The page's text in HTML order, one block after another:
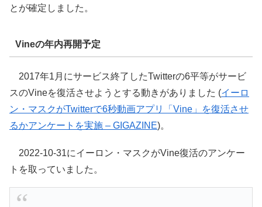
とが確定しました。
Vineの年内再開予定
2017年1月にサービス終了したTwitterの6平等がサービ
スのVineを復活させようとする動きがありました (イーロ
ン・マスクがTwitterで6秒動画アプリ「Vine」を復活させ
るかアンケートを実施 – GIGAZINE)。
2022-10-31にイーロン・マスクがVine復活のアンケー
トを取っていました。